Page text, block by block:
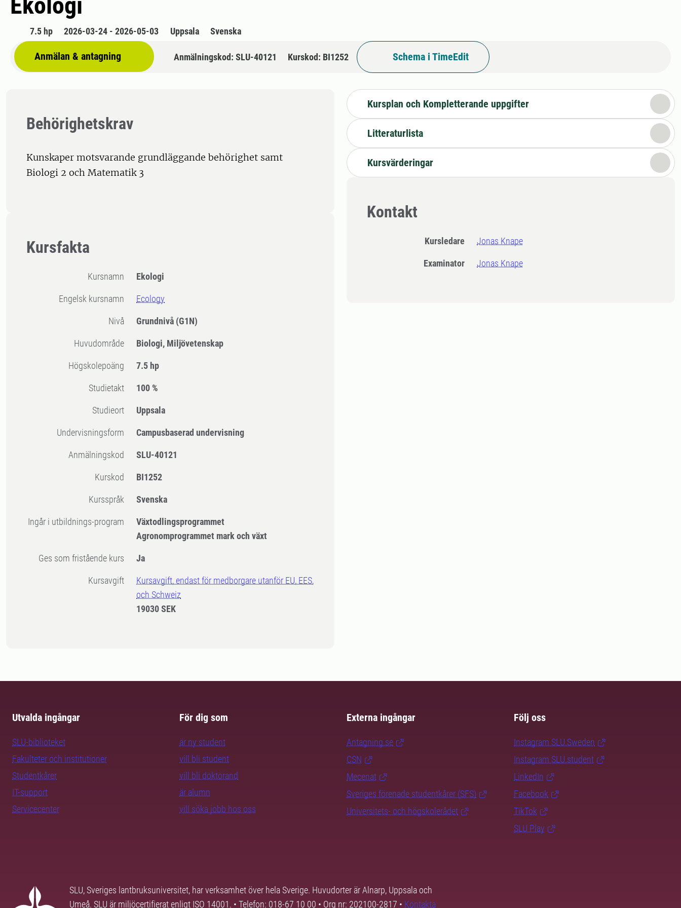
7.5 hp 2026-03-24 - 2026-05-03 Uppsala Svenska
Anmälan & antagning Anmälningskod: SLU-40121 Kurskod: BI1252 Schema i TimeEdit
Behörighetskrav
Kunskaper motsvarande grundläggande behörighet samt
Biologi 2 och Matematik 3
Kursfakta
Kursnamn Ekologi
Engelsk kursnamn Ecology
Nivå Grundnivå (G1N)
Huvudområde Biologi, Miljövetenskap
högskolepoäng 7.5 hp
Studietakt 100 %
Studieort Uppsala
Undervisningsform Campusbaserad undervisning
Anmälningskod SLU-40121
Kurskod BI1252
Kursspråk Svenska
Ingår i utbildnings-program
Växtodlingsprogrammet
Agronomprogrammet mark och växt
Ges som fristående kurs Ja
Kursavgift
Kursavgift, endast för medborgare utanför EU, EES,
och Schweiz
19030 SEK
Kursplan och Kompletterande uppgifter
Litteraturlista
Kursvärderingar
Kontakt
Kursledare Jonas Knape
Examinator Jonas Knape
Utvalda ingångar
SLU-biblioteket
Fakulteter och institutioner
Studentkårer
IT-support
Servicecenter
För dig som
är ny student
vill bli student
vill bli doktorand
är alumn
vill söka jobb hos oss
Externa ingångar
Antagning.se
CSN
Mecenat
Sveriges förenade studentkårer (SFS)
Universitets- och högskolerådet
Följ oss
Instagram SLU.Sweden
Instagram SLU.student
LinkedIn
Facebook
TikTok
SLU Play
SLU, Sveriges lantbruksuniversitet, har verksamhet över hela Sverige. Huvudorter är Alnarp, Uppsala och
Umeå. SLU är miljöcertifierat enligt ISO 14001. • Telefon: 018-67 10 00 • Org nr: 202100-2817 • Kontakta